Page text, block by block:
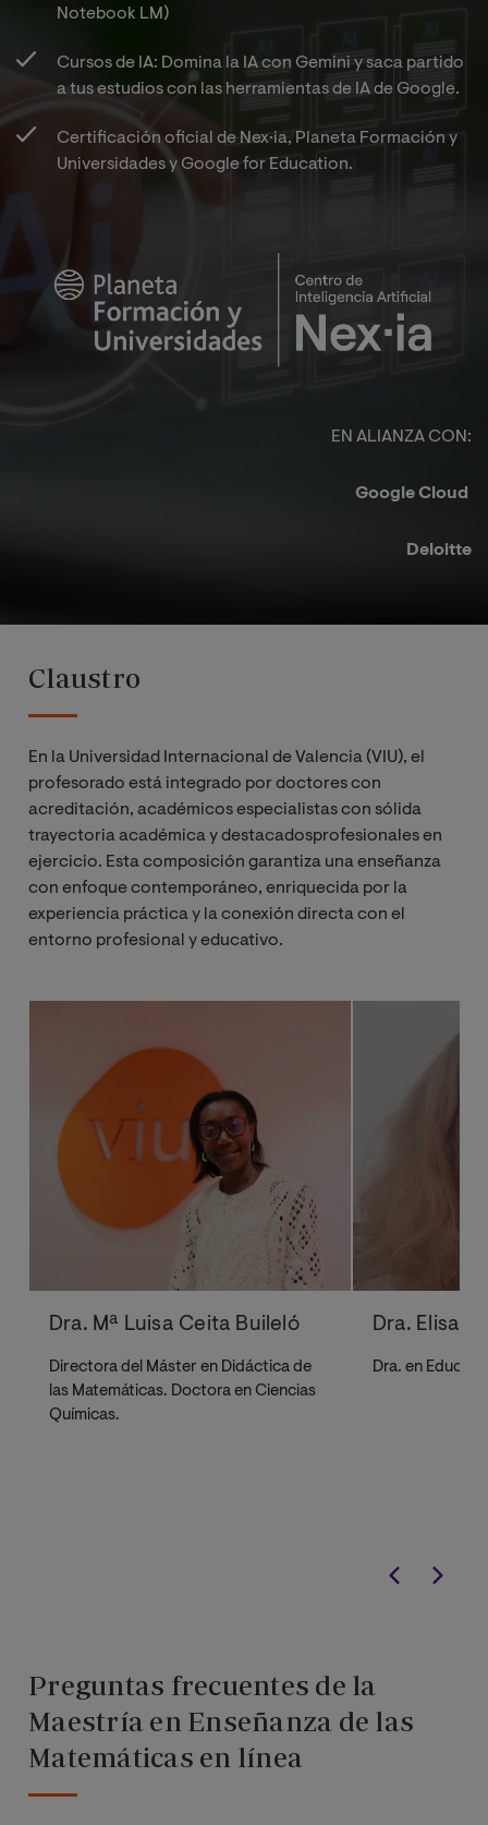
Notebook LM)​
Cursos de IA: Domina la IA con Gemini y saca partido
a tus estudios con las herramientas de IA de Google.​
Certificación oficial de Nex·ia, Planeta Formación y
Universidades y Google for Education.​
EN ALIANZA CON:​
Google Cloud ​
Deloitte​
Claustro
En la Universidad Internacional de Valencia (VIU), el
profesorado está integrado por doctores con
acreditación, académicos especialistas con sólida
trayectoria académica y destacadosprofesionales en
ejercicio. Esta composición garantiza una enseñanza
con enfoque contemporáneo, enriquecida por la
experiencia práctica y la conexión directa con el
entorno profesional y educativo.
Dra. Mª Luisa Ceita Buileló
Directora del Máster en Didáctica de
las Matemáticas. Doctora en Ciencias
Químicas.
Dra. Elisa
Dra. en
Preguntas frecuentes de la
Maestría en Enseñanza de las
Matemáticas en línea